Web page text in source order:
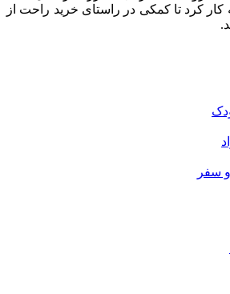
کرد تا کمکی در راستای خرید راحت از
سفر